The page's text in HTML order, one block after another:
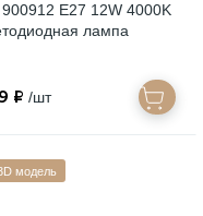
E27 12W 4000K
лампа
₽ /шт
модель